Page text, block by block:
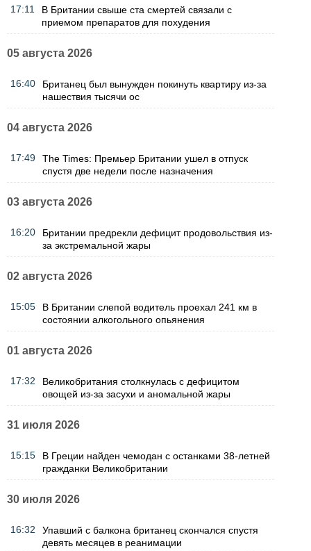
17:11
В Британии свыше ста смертей связали с
приемом препаратов для похудения
05 августа 2026
16:40
Британец был вынужден покинуть квартиру из-за
нашествия тысячи ос
04 августа 2026
17:49
The Times: Премьер Британии ушел в отпуск
спустя две недели после назначения
03 августа 2026
16:20
Британии предрекли дефицит продовольствия из-
за экстремальной жары
02 августа 2026
15:05
В Британии слепой водитель проехал 241 км в
состоянии алкогольного опьянения
01 августа 2026
17:32
Великобритания столкнулась с дефицитом
овощей из-за засухи и аномальной жары
31 июля 2026
15:15
В Греции найден чемодан с останками 38-летней
гражданки Великобритании
30 июля 2026
16:32
Упавший с балкона британец скончался спустя
девять месяцев в реанимации